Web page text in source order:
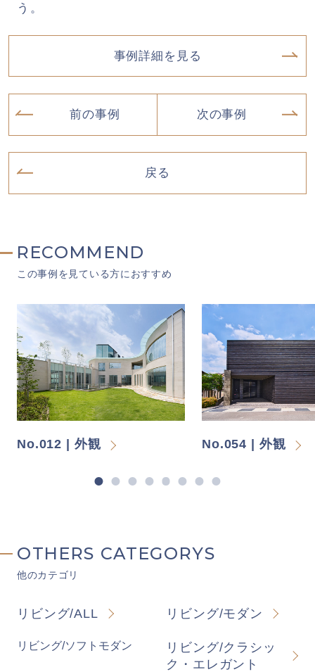
う。
事例詳細を見る
前の事例 次の事例
戻る
RECOMMEND
この事例を見ている方におすすめ
No.012 | 外観 No.054 | 外観
OTHERS CATEGORYS
他のカテゴリ
リビング/ALL リビング/モダン
リビング/ソフトモダン
リビング/クラシッ
ク・エレガント